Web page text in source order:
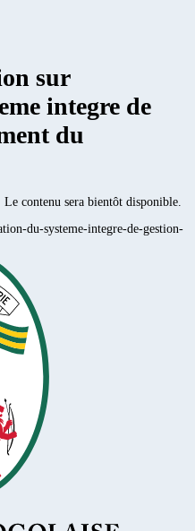
sur
integre de
du
Le contenu sera bientôt disponible.
du-systeme-integre-de-gestion-